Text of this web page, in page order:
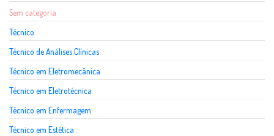
Sem categoria
Técnico
Técnico de Análises Clínicas
Técnico em Eletromecânica
Técnico em Eletrotécnica
Técnico em Enfermagem
Técnico em Estética